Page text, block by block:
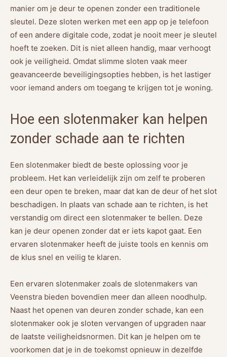
manier om je deur te openen zonder een traditionele
sleutel. Deze sloten werken met een app op je telefoon
of een andere digitale code, zodat je nooit meer je sleutel
hoeft te zoeken. Dit is niet alleen handig, maar verhoogt
ook je veiligheid. Omdat slimme sloten vaak meer
geavanceerde beveiligingsopties hebben, is het lastiger
voor iemand anders om toegang te krijgen tot je woning.
Hoe een slotenmaker kan helpen
zonder schade aan te richten
Een slotenmaker biedt de beste oplossing voor je
probleem. Het kan verleidelijk zijn om zelf te proberen
een deur open te breken, maar dat kan de deur of het slot
beschadigen. In plaats van schade aan te richten, is het
verstandig om direct een slotenmaker te bellen. Deze
kan je deur openen zonder dat er iets kapot gaat. Een
ervaren slotenmaker heeft de juiste tools en kennis om
de klus snel en veilig te klaren.
Een ervaren slotenmaker zoals de slotenmakers van
Veenstra bieden bovendien meer dan alleen noodhulp.
Naast het openen van deuren zonder schade, kan een
slotenmaker ook je sloten vervangen of upgraden naar
de laatste veiligheidsnormen. Dit kan je helpen om te
voorkomen dat je in de toekomst opnieuw in dezelfde